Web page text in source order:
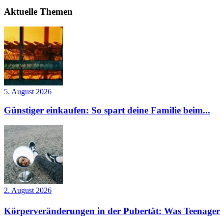
Aktuelle Themen
5. August 2026
Günstiger einkaufen: So spart deine Familie beim...
2. August 2026
Körperveränderungen in der Pubertät: Was